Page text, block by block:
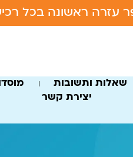
עזרה ראשונה בכל
שאלות ותשובות
יצירת קשר